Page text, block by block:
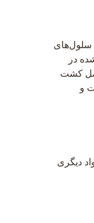
سلول‌های
در
کشت
و
دیگری